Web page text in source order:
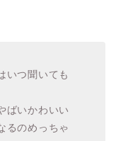
いつ聞いても
ばいかわいい
るのめっちゃ